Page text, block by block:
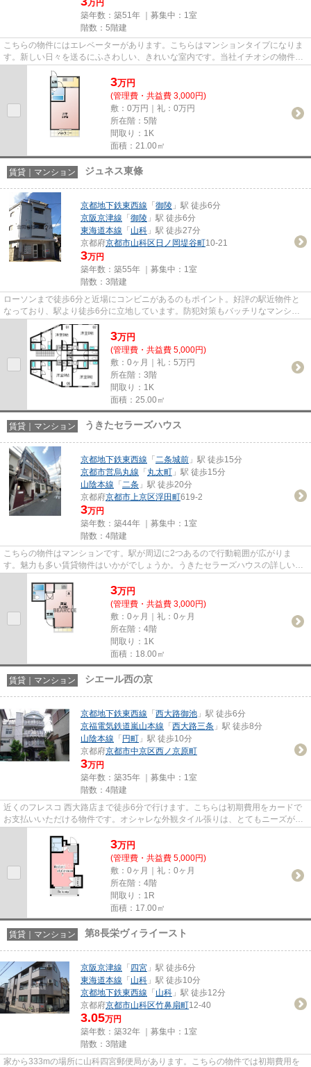
万円
築年数：築51年 ｜募集中： 1室
階数：5階建
こちらの物件にはエレベーターがあります。こちらはマンションタイプになりま
す。新しい日々を送るにふさわしい、きれいな室内です。当社イチオシの物件の
「サンレモトーヨーハイツ」...
3万円
(管理費・共益費 3,000円)
敷：0万円｜礼：0万円
所在階：5階
間取り：1K
面積：21.00㎡
賃貸｜マンション ジュネス東條
京都地下鉄東西線 「 御陵 」駅 徒歩6分
京阪京津線 「 御陵 」駅 徒歩6分
東海道本線 「 山科 」駅 徒歩27分
京都府京都市山科区 日ノ岡堤谷町10-21
3万円
築年数：築55年 ｜募集中： 1室
階数：3階建
ローソンまで徒歩6分と近場にコンビニがあるのもポイント。好評の駅近物件と
なっており、駅より徒歩6分に立地しています。防犯対策もバッチリなマンショ
ンタイプの物件です。気になる...
3万円
(管理費・共益費 5,000円)
敷：0ヶ月｜礼：5万円
所在階：3階
間取り：1K
面積：25.00㎡
賃貸｜マンション うきたセラーズハウス
京都地下鉄東西線 「 二条城前 」駅 徒歩15分
京都市営烏丸線 「 丸太町 」駅 徒歩15分
山陰本線 「 二条 」駅 徒歩20分
京都府京都市上京区浮田町619-2
3万円
築年数：築44年 ｜募集中： 1室
階数：4階建
こちらの物件はマンションです。駅が周辺に2つあるので行動範囲が広がりま
す。魅力も多い賃貸物件はいかがでしょうか。うきたセラーズハウスの詳しい情
3万円
(管理費・共益費 3,000円)
敷：0ヶ月｜礼：0ヶ月
所在階：4階
間取り：1K
面積：18.00㎡
賃貸｜マンション シエール西の京
京都地下鉄東西線 「 西大路御池 」駅 徒歩6分
京福電気鉄道嵐山本線 「 西大路三条 」駅 徒歩8分
山陰本線 「 円町 」駅 徒歩10分
京都府京都市中京区西ノ京原町
3万円
築年数：築35年 ｜募集中： 1室
階数：4階建
近くのフレスコ 西大路店まで徒歩6分で行けます。こちらは初期費用をカードで
お支払いいただける物件です。オシャレな外観タイル張りは、とてもニーズが高
3万円
(管理費・共益費 5,000円)
敷：0ヶ月｜礼：0ヶ月
所在階：4階
間取り：1R
面積：17.00㎡
賃貸｜マンション 第8長栄ヴィライースト
京阪京津線 「 四宮 」駅 徒歩6分
東海道本線 「 山科 」駅 徒歩10分
京都地下鉄東西線 「 山科 」駅 徒歩12分
京都府京都市山科区竹鼻扇町12-40
3.05万円
築年数：築32年 ｜募集中： 1室
階数：3階建
家から333mの場所に山科四宮郵便局があります。こちらの物件では初期費用を